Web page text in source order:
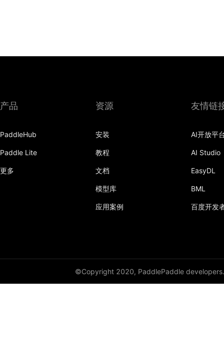
产品
PaddleHub
Paddle Lite
更多
资源
安装
教程
文档
模型库
应用案例
友情链
AI开放平
AI Studio
EasyDL
BML
百度开发
©Copyright 2020, PaddlePaddle developers.